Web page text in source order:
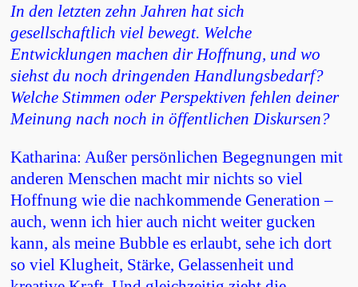
In den letzten zehn Jahren hat sich
gesellschaftlich viel bewegt. Welche
Entwicklungen machen dir Hoffnung, und wo
siehst du noch dringenden Handlungsbedarf?
Welche Stimmen oder Perspektiven fehlen deiner
Meinung nach noch in öffentlichen Diskursen?
Katharina: Außer persönlichen Begegnungen mit
anderen Menschen macht mir nichts so viel
Hoffnung wie die nachkommende Generation –
auch, wenn ich hier auch nicht weiter gucken
kann, als meine Bubble es erlaubt, sehe ich dort
so viel Klugheit, Stärke, Gelassenheit und